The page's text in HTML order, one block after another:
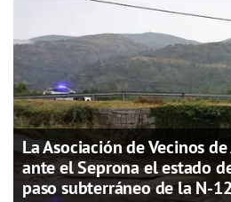
La Asociación de Vecinos
ante el Seprona el estado
paso subterráneo de la N-